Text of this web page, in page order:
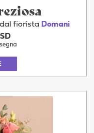
fiorista Domani